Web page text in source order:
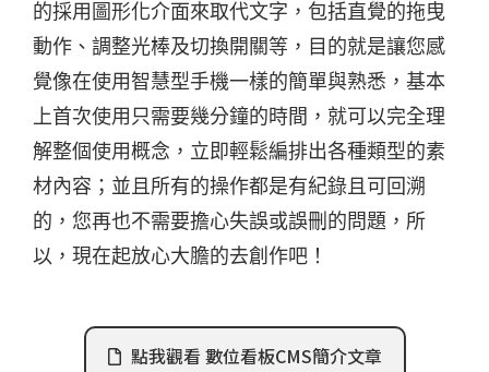
的採用圖形化介面來取代文字，包括直覺的拖曳
動作、調整光棒及切換開關等，目的就是讓您感
覺像在使用智慧型手機一樣的簡單與熟悉，基本
上首次使用只需要幾分鐘的時間，就可以完全理
解整個使用概念，立即輕鬆編排出各種類型的素
材內容；並且所有的操作都是有紀錄且可回溯
的，您再也不需要擔心失誤或誤刪的問題，所
以，現在起放心大膽的去創作吧！
點我觀看 數位看板CMS簡介文章